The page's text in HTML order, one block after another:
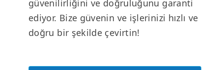
güvenilirliğini ve doğruluğunu garanti
ediyor. Bize güvenin ve işlerinizi hızlı ve
doğru bir şekilde çevirtin!